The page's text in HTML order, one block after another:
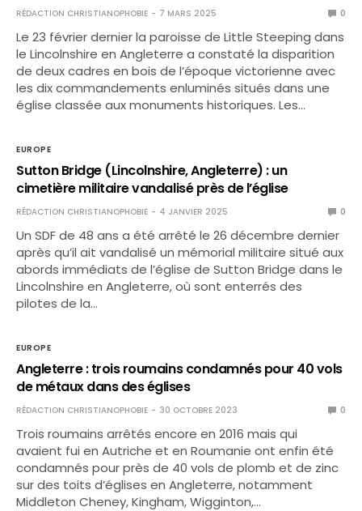
RÉDACTION CHRISTIANOPHOBIE 7 MARS 2025 0
Le 23 février dernier la paroisse de Little Steeping dans
le Lincolnshire en Angleterre a constaté la disparition
de deux cadres en bois de l’époque victorienne avec
les dix commandements enluminés situés dans une
église classée aux monuments historiques. Les…
EUROPE
Sutton Bridge (Lincolnshire, Angleterre) : un
cimetière militaire vandalisé près de l’église
RÉDACTION CHRISTIANOPHOBIE 4 JANVIER 2025 0
Un SDF de 48 ans a été arrêté le 26 décembre dernier
après qu’il ait vandalisé un mémorial militaire situé aux
abords immédiats de l’église de Sutton Bridge dans le
Lincolnshire en Angleterre, où sont enterrés des
pilotes de la…
EUROPE
Angleterre : trois roumains condamnés pour 40 vols
de métaux dans des églises
RÉDACTION CHRISTIANOPHOBIE 30 OCTOBRE 2023 0
Trois roumains arrêtés encore en 2016 mais qui
avaient fui en Autriche et en Roumanie ont enfin été
condamnés pour près de 40 vols de plomb et de zinc
sur des toits d’églises en Angleterre, notamment
Middleton Cheney, Kingham, Wigginton,…